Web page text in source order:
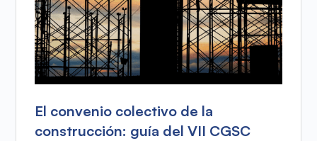
El convenio colectivo de la
construcción: guía del VII CGSC